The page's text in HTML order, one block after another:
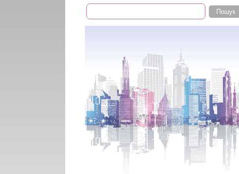
Пошукова форма
Пошук